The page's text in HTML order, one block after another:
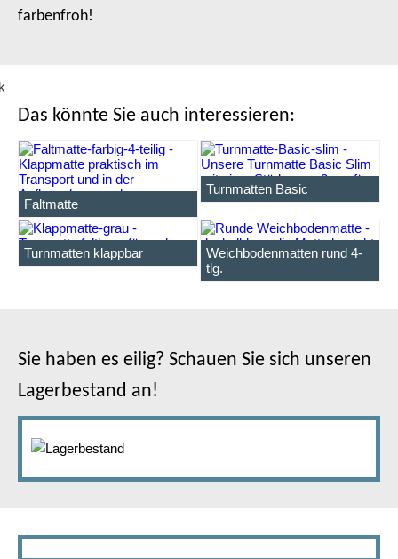
farbenfroh!
Das könnte Sie auch interessieren:
Faltmatte
Turnmatten Basic
Turnmatten klappbar
Weichbodenmatten rund 4-
tlg.
Sie haben es eilig? Schauen Sie sich unseren
Lagerbestand an!